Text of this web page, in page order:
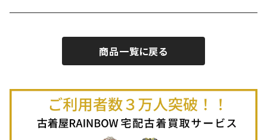
古着ポロシャツ
古着長袖ポロシャツ
古着スウェット
古着羽織り
古着ミニ丈スカート (丈56-75cm)
Autumn / Winter
商品一覧に戻る